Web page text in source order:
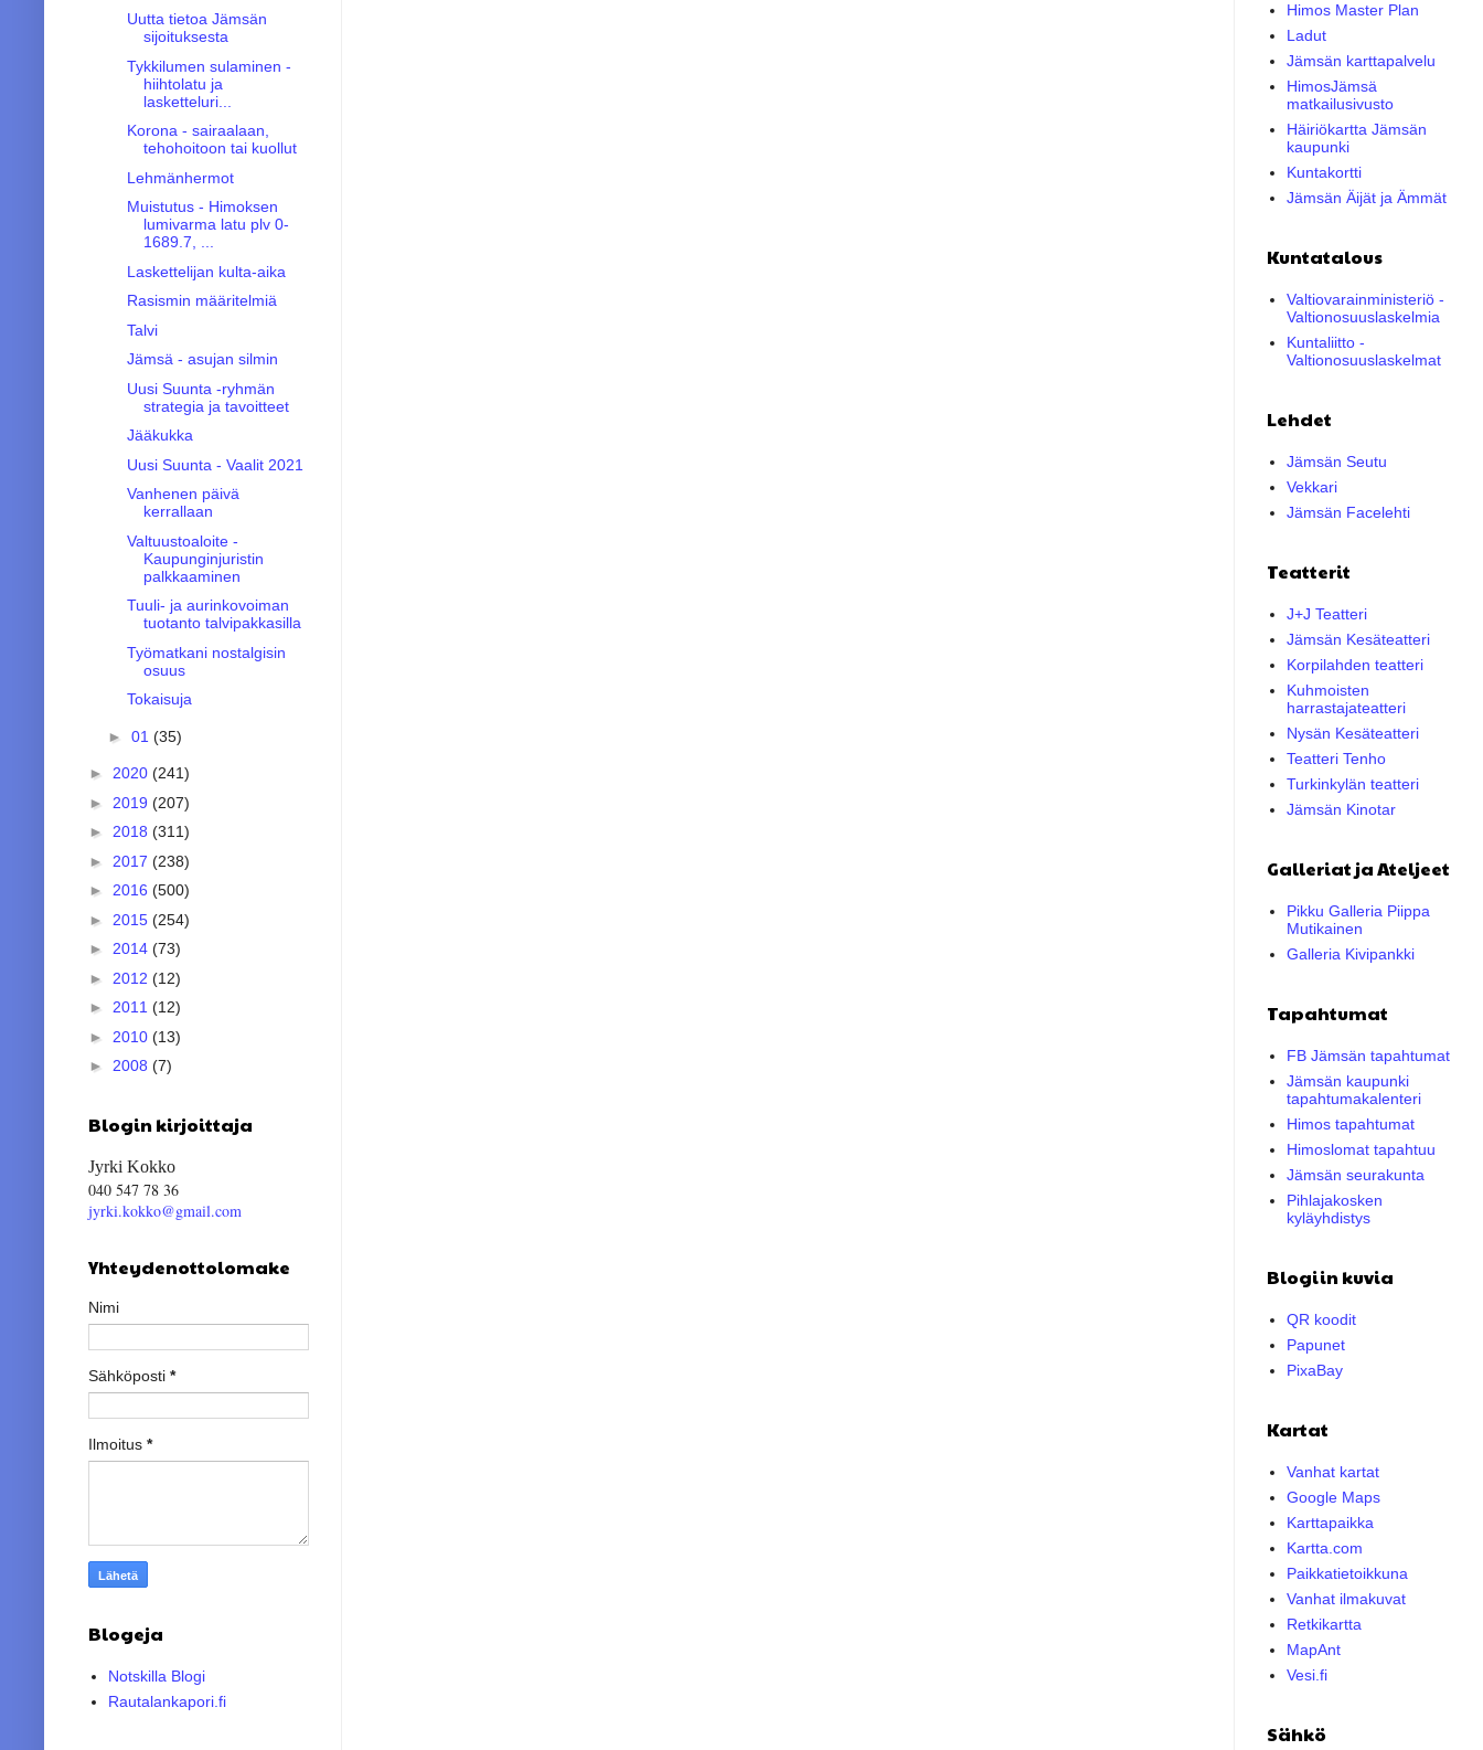
Uutta tietoa Jämsän
sijoituksesta
Tykkilumen sulaminen -
hiihtolatu ja
lasketteluri...
Korona - sairaalaan,
tehohoitoon tai kuollut
Lehmänhermot
Muistutus - Himoksen
lumivarma latu plv 0-
1689.7, ...
Laskettelijan kulta-aika
Rasismin määritelmiä
Talvi
Jämsä - asujan silmin
Uusi Suunta -ryhmän
strategia ja tavoitteet
Jääkukka
Uusi Suunta - Vaalit 2021
Vanhenen päivä
kerrallaan
Valtuustoaloite -
Kaupunginjuristin
palkkaaminen
Tuuli- ja aurinkovoiman
tuotanto talvipakkasilla
Työmatkani nostalgisin
osuus
Tokaisuja
► 01 (35)
► 2020 (241)
► 2019 (207)
► 2018 (311)
► 2017 (238)
► 2016 (500)
► 2015 (254)
► 2014 (73)
► 2012 (12)
► 2011 (12)
► 2010 (13)
► 2008 (7)
Blogin kirjoittaja
Jyrki Kokko
040 547 78 36
jyrki.kokko@gmail.com
Yhteydenottolomake
Nimi
Sähköposti *
Ilmoitus *
Blogeja
Notskilla Blogi
Rautalankapori.fi
Himos Master Plan
Ladut
Jämsän karttapalvelu
HimosJämsä
matkailusivusto
Häiriökartta Jämsän
kaupunki
Kuntakortti
Jämsän Äijät ja Ämmät
Kuntatalous
Valtiovarainministeriö -
Valtionosuuslaskelmia
Kuntaliitto -
Valtionosuuslaskelmat
Lehdet
Jämsän Seutu
Vekkari
Jämsän Facelehti
Teatterit
J+J Teatteri
Jämsän Kesäteatteri
Korpilahden teatteri
Kuhmoisten
harrastajateatteri
Nysän Kesäteatteri
Teatteri Tenho
Turkinkylän teatteri
Jämsän Kinotar
Galleriat ja Ateljeet
Pikku Galleria Piippa
Mutikainen
Galleria Kivipankki
Tapahtumat
FB Jämsän tapahtumat
Jämsän kaupunki
tapahtumakalenteri
Himos tapahtumat
Himoslomat tapahtuu
Jämsän seurakunta
Pihlajakosken
kyläyhdistys
Blogiin kuvia
QR koodit
Papunet
PixaBay
Kartat
Vanhat kartat
Google Maps
Karttapaikka
Kartta.com
Paikkatietoikkuna
Vanhat ilmakuvat
Retkikartta
MapAnt
Vesi.fi
Sähkö